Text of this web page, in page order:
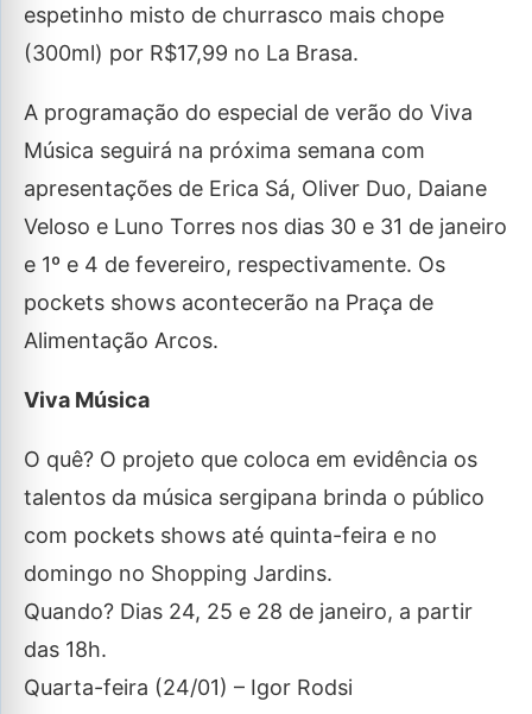
espetinho misto de churrasco mais chope
(300ml) por R$17,99 no La Brasa.
A programação do especial de verão do Viva
Música seguirá na próxima semana com
apresentações de Erica Sá, Oliver Duo, Daiane
Veloso e Luno Torres nos dias 30 e 31 de janeiro
e 1º e 4 de fevereiro, respectivamente. Os
pockets shows acontecerão na Praça de
Alimentação Arcos.
Viva Música
O quê? O projeto que coloca em evidência os
talentos da música sergipana brinda o público
com pockets shows até quinta-feira e no
domingo no Shopping Jardins.
Quando? Dias 24, 25 e 28 de janeiro, a partir
das 18h.
Quarta-feira (24/01) – Igor Rodsi